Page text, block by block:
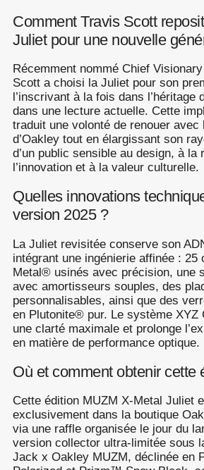
Comment Travis Scott
Juliet pour une nouvelle
Récemment nommé Chief
Scott a choisi la Juliet pour son
l’inscrivant à la fois dans l’héritage
dans une lecture actuelle. Cette
traduit une volonté de renouer avec
d’Oakley tout en élargissant son
d’un public sensible au design, à la
l’innovation et à la valeur culturelle.
Quelles innovations
version 2025 ?
La Juliet revisitée conserve son
intégrant une ingénierie affinée : 25
Metal® usinés avec précision, une
avec amortisseurs souples, des
personnalisables, ainsi que des
en Plutonite® pur. Le système
une clarté maximale et prolonge
en matière de performance optique.
Où et comment obtenir cette
Cette édition MUZM X-Metal Juliet
exclusivement dans la boutique
via une raffle organisée le jour du
version collector ultra-limitée sous
Jack x Oakley MUZM, déclinée en